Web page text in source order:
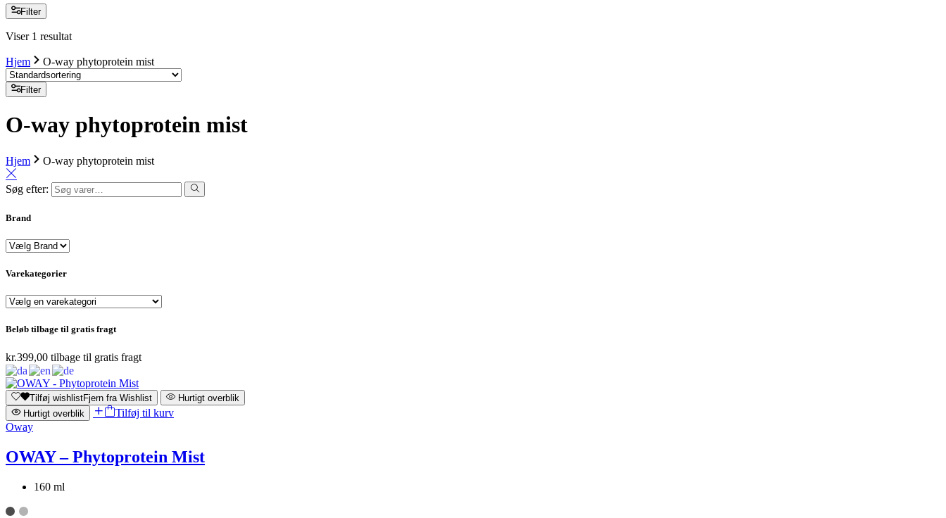
Filter
Viser 1 resultat
Hjem O-way phytoprotein mist
Filter
O-way phytoprotein mist
Hjem O-way phytoprotein mist
Søg efter:
Brand
Varekategorier
Beløb tilbage til gratis fragt
kr.399,00 tilbage til gratis fragt
Tilføj wishlistFjern fra Wishlist
Hurtigt overblik
Hurtigt overblik
Tilføj til kurv
Oway
OWAY – Phytoprotein Mist
160 ml